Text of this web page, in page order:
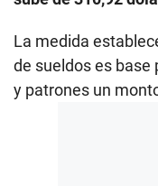
La medida
de sueldos es
y patrones un